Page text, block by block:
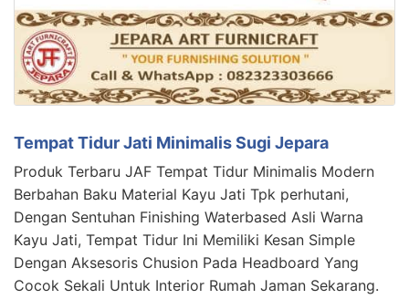
Tempat Tidur Jati Minimalis Sugi Jepara
Produk Terbaru JAF Tempat Tidur Minimalis Modern
Berbahan Baku Material Kayu Jati Tpk perhutani,
Dengan Sentuhan Finishing Waterbased Asli Warna
Kayu Jati, Tempat Tidur Ini Memiliki Kesan Simple
Dengan Aksesoris Chusion Pada Headboard Yang
Cocok Sekali Untuk Interior Rumah Jaman Sekarang.